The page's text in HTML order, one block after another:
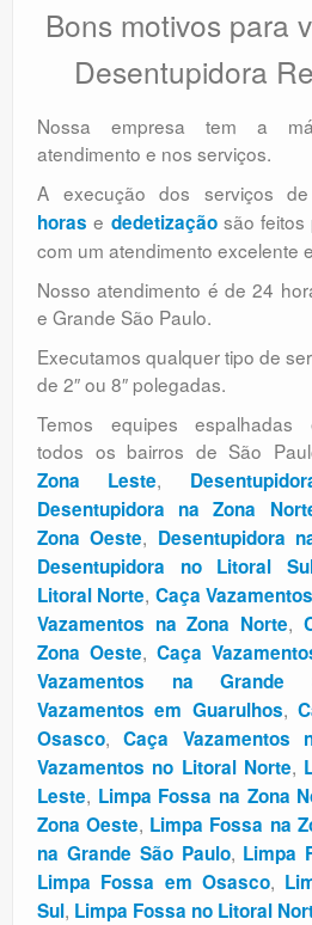
Bons motivos para
Desentupidora
Nossa empresa tem a
atendimento e nos serviços.
A execução dos serviços de
horas e dedetizaçãosão feitos
com um atendimento excelente
Nosso atendimento é de 24
e Grande São Paulo.
Executamos qualquer tipo de
de 2″ ou 8″ polegadas.
Temos equipes espalhadas
todos os bairros de São
Zona Leste,
Desentupidora na Zona
Zona Oeste, Desentupidora
Desentupidora no Litoral
Litoral Norte, Caça
Vazamentos na Zona Norte,
Zona Oeste, Caça
Vazamentos na Grande
Vazamentos em Guarulhos,
Osasco,Caça Vazamentos
Vazamentos no Litoral Norte,
Leste, Limpa Fossa na Zona
Zona Oeste, Limpa Fossa na
na Grande São Paulo, Limpa
Limpa Fossa em Osasco,
Sul, Limpa Fossa no Litoral